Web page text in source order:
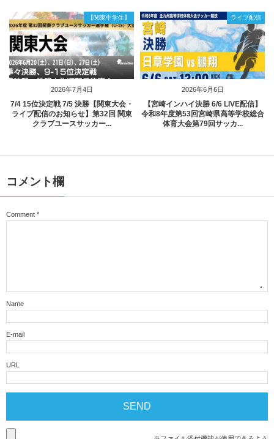
2026年7月4日
【関東中学生】
7/4 15位決定戦 7/5 決勝【関東大会・
ライブ配信のお知らせ】第32回 関東
クラブユースサッカー...
2026年6月6日
ライブ配信
【宮崎インハイ決勝 6/6 LIVE配信】
令和8年度第53回宮崎県高等学校総合
体育大会第79回サッカ...
コメント欄
Comment *
Name
E-mail
URL